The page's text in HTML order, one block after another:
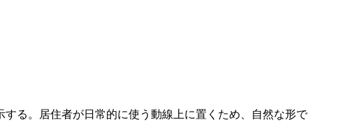
る。居住者が日常的に使う動線上に置くため、自然な形で